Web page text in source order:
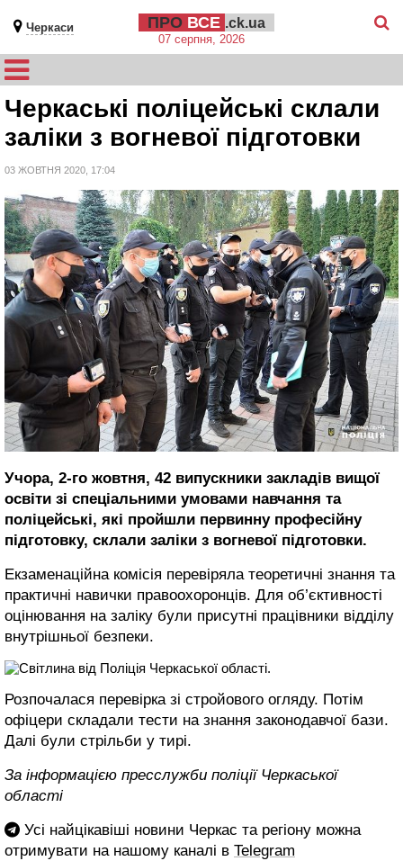
Черкаси ПРО ВСЕ .ck.ua
07 серпня, 2026
Черкаські поліцейські склали
заліки з вогневої підготовки
03 ЖОВТНЯ 2020, 17:04
Учора, 2-го жовтня, 42 випускники закладів вищої
освіти зі спеціальними умовами навчання та
поліцейські, які пройшли первинну професійну
підготовку, склали заліки з вогневої підготовки.
Екзаменаційна комісія перевіряла теоретичні знання та
практичні навички правоохоронців. Для об’єктивності
оцінювання на заліку були присутні працівники відділу
внутрішньої безпеки.
Розпочалася перевірка зі стройового огляду. Потім
офіцери складали тести на знання законодавчої бази.
Далі були стрільби у тирі.
За інформацією пресслужби поліції Черкаської
області
Усі найцікавіші новини Черкас та регіону можна
отримувати на нашому каналі в Telegram